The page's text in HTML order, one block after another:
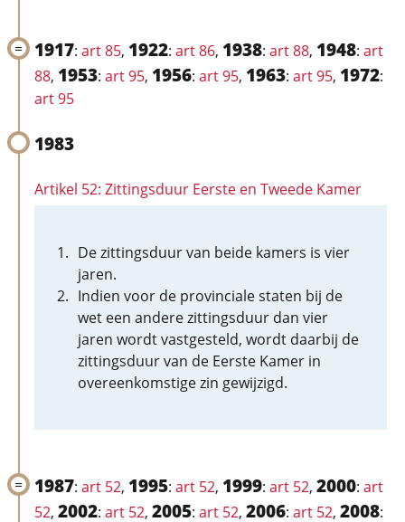
1917: art 85, 1922: art 86, 1938: art 88, 1948: art
88, 1953: art 95, 1956: art 95, 1963: art 95, 1972:
art 95
1983
Artikel 52: Zittingsduur Eerste en Tweede Kamer
De zittingsduur van beide kamers is vier
jaren.
Indien voor de provinciale staten bij de
wet een andere zittingsduur dan vier
jaren wordt vastgesteld, wordt daarbij de
zittingsduur van de Eerste Kamer in
overeenkomstige zin gewijzigd.
1987: art 52, 1995: art 52, 1999: art 52, 2000: art
52, 2002: art 52, 2005: art 52, 2006: art 52, 2008: